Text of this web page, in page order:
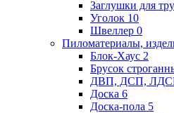
Заглушки для
Уголок 10
Швеллер 0
Пиломатериалы,
Блок-Хаус 2
Брусок
ДВП, ДСП,
Доска 6
Доска-пола 5